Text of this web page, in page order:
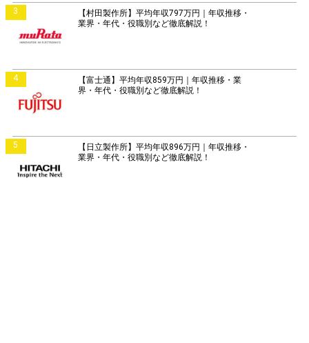
3
【村田製作所】平均年収797万円｜年収推移・
業界・年代・役職別など徹底解説！
4
【富士通】平均年収859万円｜年収推移・業
界・年代・役職別など徹底解説！
5
【日立製作所】平均年収896万円｜年収推移・
業界・年代・役職別など徹底解説！